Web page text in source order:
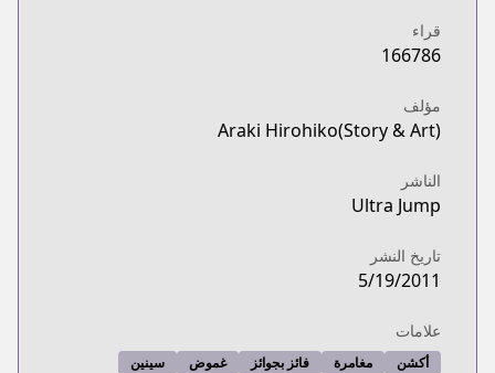
قراء
166786
مؤلف
Araki Hirohiko(Story & Art)
الناشر
Ultra Jump
تاريخ النشر
5/19/2011
علامات
أكشن مغامرة فائز بجوائز غموض
سينين